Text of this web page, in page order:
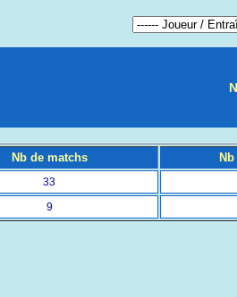
Nb de matchs
33
9